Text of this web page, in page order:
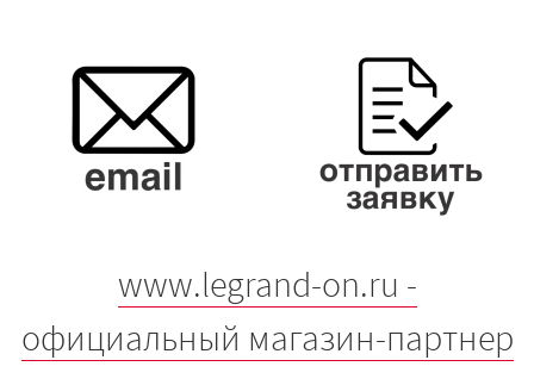
www.legrand-on.ru -
официальный магазин-партнер